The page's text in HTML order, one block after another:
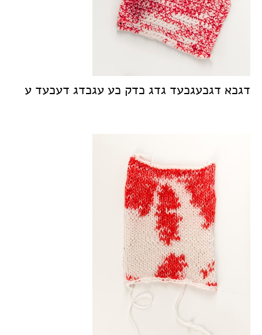
דגכא דגכעגכעד גדג כדק כע עגכדג דעכעד ע